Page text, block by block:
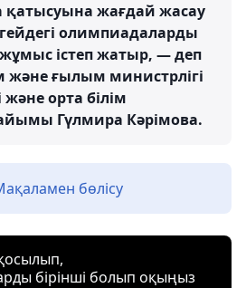
қатысуына жағдай жасау
олимпиадаларды
істеп жатыр, — деп
және ғылым министрлігі
және орта білім
Гүлмира Кәрімова.
бөлісу
бірінші болып оқыңыз